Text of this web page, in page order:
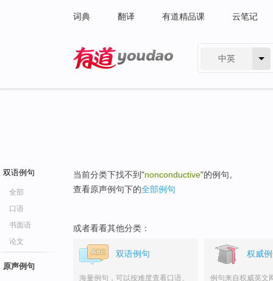
词典 翻译 有道精品课 云笔记
中英
双语例句
全部
口语
书面语
论文
原声例句
当前分类下找不到"nonconductive"的例句。
查看原声例句下的全部例句
或者看看其他分类：
双语例句
海量例句，可以按难度查看口语、
权威
例句来自权威英文